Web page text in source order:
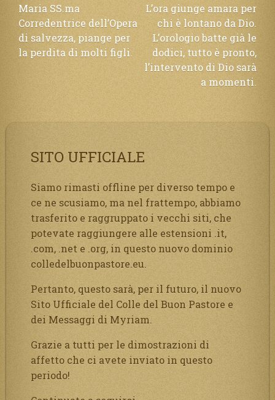
Navigazione
articoli
Maria SS.ma
Corredentrice dell’Opera
di salvezza, piange per
la perdita di molti figli.
L’ora giunge amara per
chi è lontano da Dio.
L’orologio batte già le
dodici, tutto è pronto,
l’intervento di Dio sarà
a momenti.
SITO UFFICIALE
Siamo rimasti offline per diverso tempo e
ce ne scusiamo, ma nel frattempo, abbiamo
trasferito e raggruppato i vecchi siti, che
potevate raggiungere alle estensioni .it,
.com, .net e .org, in questo nuovo dominio
colledelbuonpastore.eu.
Pertanto, questo sarà, per il futuro, il nuovo
Sito Ufficiale del Colle del Buon Pastore e
dei Messaggi di Myriam.
Grazie a tutti per le dimostrazioni di
affetto che ci avete inviato in questo
periodo!